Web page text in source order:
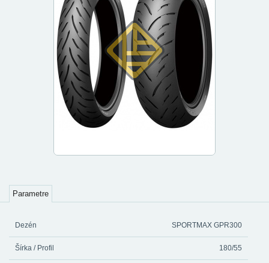
Parametre
Dezén SPORTMAX GPR300
Šírka / Profil 180/55